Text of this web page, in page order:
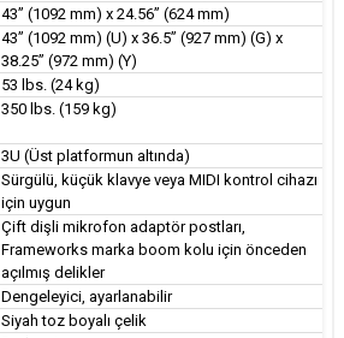
43” (1092 mm) x 24.56” (624 mm)
43” (1092 mm) (U) x 36.5” (927 mm) (G) x
38.25” (972 mm) (Y)
53 lbs. (24 kg)
350 lbs. (159 kg)
3U (Üst platformun altında)
Sürgülü, küçük klavye veya MIDI kontrol cihazı
için uygun
Çift dişli mikrofon adaptör postları,
Frameworks marka boom kolu için önceden
açılmış delikler
Dengeleyici, ayarlanabilir
Siyah toz boyalı çelik